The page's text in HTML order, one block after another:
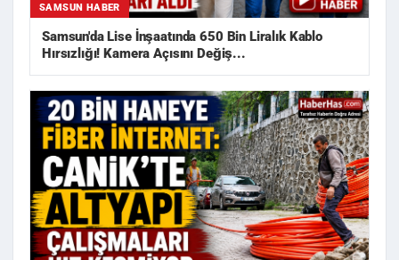
SAMSUN HABER
Samsun'da Lise İnşaatında 650 Bin Liralık Kablo
Hırsızlığı! Kamera Açısını Değiş...